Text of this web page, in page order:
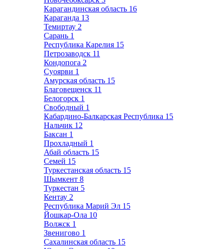
Карагандинская область 16
Караганда 13
Темиртау 2
Сарань 1
Республика Карелия 15
Петрозаводск 11
Кондопога 2
Суоярви 1
Амурская область 15
Благовещенск 11
Белогорск 1
Свободный 1
Кабардино-Балкарская Республика 15
Нальчик 12
Баксан 1
Прохладный 1
Абай область 15
Семей 15
Туркестанская область 15
Шымкент 8
Туркестан 5
Кентау 2
Республика Марий Эл 15
Йошкар-Ола 10
Волжск 1
Звенигово 1
Сахалинская область 15